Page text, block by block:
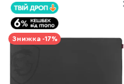
Знижка -17%